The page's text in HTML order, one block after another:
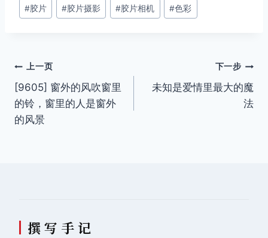
标
#胶片 #胶片摄影 #胶片相机 #色彩
文
章
导
上一页
[9605] 窗外的风吹窗里
的铃，窗里的人是窗外
的风景
下一步
未知是爱情里最大的魔
法
撰 写 手 记